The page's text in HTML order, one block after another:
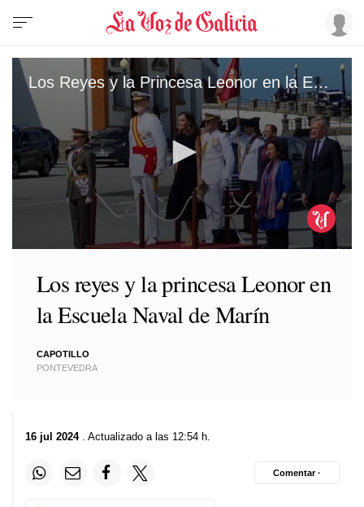
Los Reyes y la Princesa Leonor en la Escuela Naval de Marín
minute,
Los reyes y la princesa Leonor en
la Escuela Naval de Marín
CAPOTILLO
PONTEVEDRA
16 jul 2024. Actualizado a las 12:54 h.
Comentar ·